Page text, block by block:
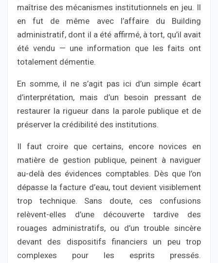
maîtrise des mécanismes institutionnels en jeu. Il
en fut de même avec l’affaire du Building
administratif, dont il a été affirmé, à tort, qu’il avait
été vendu — une information que les faits ont
totalement démentie.
En somme, il ne s’agit pas ici d’un simple écart
d’interprétation, mais d’un besoin pressant de
restaurer la rigueur dans la parole publique et de
préserver la crédibilité des institutions.
Il faut croire que certains, encore novices en
matière de gestion publique, peinent à naviguer
au-delà des évidences comptables. Dès que l’on
dépasse la facture d’eau, tout devient visiblement
trop technique. Sans doute, ces confusions
relèvent-elles d’une découverte tardive des
rouages administratifs, ou d’un trouble sincère
devant des dispositifs financiers un peu trop
complexes pour les esprits pressés.